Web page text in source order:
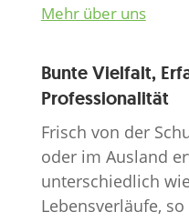
Mehr über uns
Bunte Vielfalt,
Professionalität
Frisch von der
oder im Ausland
unterschiedlich
Lebensverläufe,